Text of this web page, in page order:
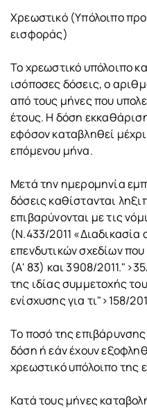
Χρεωστικό (Υπόλοιπο
εισφοράς)
Το χρεωστικό υπόλοιπο
ισόποσες δόσεις, ο
από τους μήνες που
έτους. Η δόση
εφόσον καταβληθεί
επόμενου μήνα.
Μετά την ημερομηνία
δόσεις καθίστανται
επιβαρύνονται με τις
(Ν.433/2011 «Διαδικασία
επενδυτικών σχεδίων
(Α' 83) και 3908/
της ιδίας συμμετοχής
ενίσχυσης για τι">158/
Το ποσό της
δόση ή εάν έχουν
χρεωστικό υπόλοιπο της
Κατά τους μήνες